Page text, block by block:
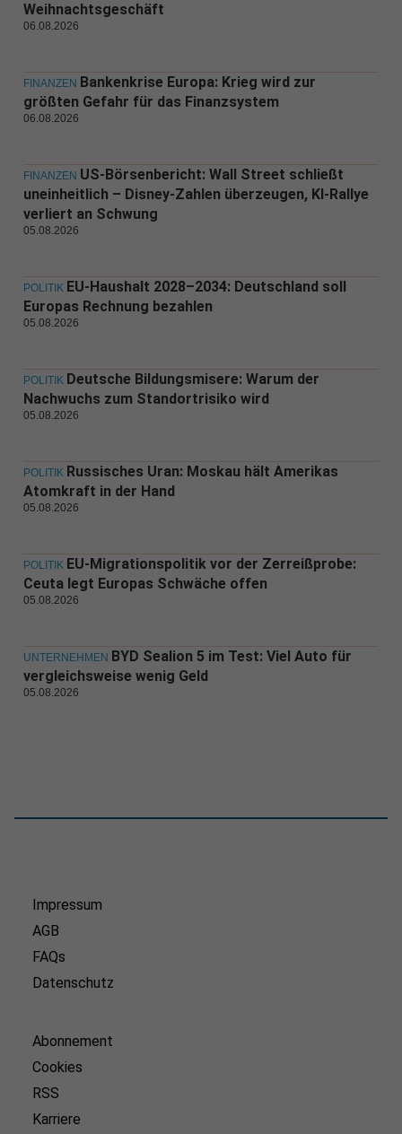
Weihnachtsgeschäft
06.08.2026
FINANZEN Bankenkrise Europa: Krieg wird zur
größten Gefahr für das Finanzsystem
06.08.2026
FINANZEN US-Börsenbericht: Wall Street schließt
uneinheitlich – Disney-Zahlen überzeugen, KI-Rallye
verliert an Schwung
05.08.2026
POLITIK EU-Haushalt 2028–2034: Deutschland soll
Europas Rechnung bezahlen
05.08.2026
POLITIK Deutsche Bildungsmisere: Warum der
Nachwuchs zum Standortrisiko wird
05.08.2026
POLITIK Russisches Uran: Moskau hält Amerikas
Atomkraft in der Hand
05.08.2026
POLITIK EU-Migrationspolitik vor der Zerreißprobe:
Ceuta legt Europas Schwäche offen
05.08.2026
UNTERNEHMEN BYD Sealion 5 im Test: Viel Auto für
vergleichsweise wenig Geld
05.08.2026
Impressum
AGB
FAQs
Datenschutz
Abonnement
Cookies
RSS
Karriere